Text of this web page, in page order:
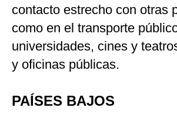
contacto estrecho con otras
como en el transporte
universidades, cines y
y oficinas públicas.
PAÍSES BAJOS